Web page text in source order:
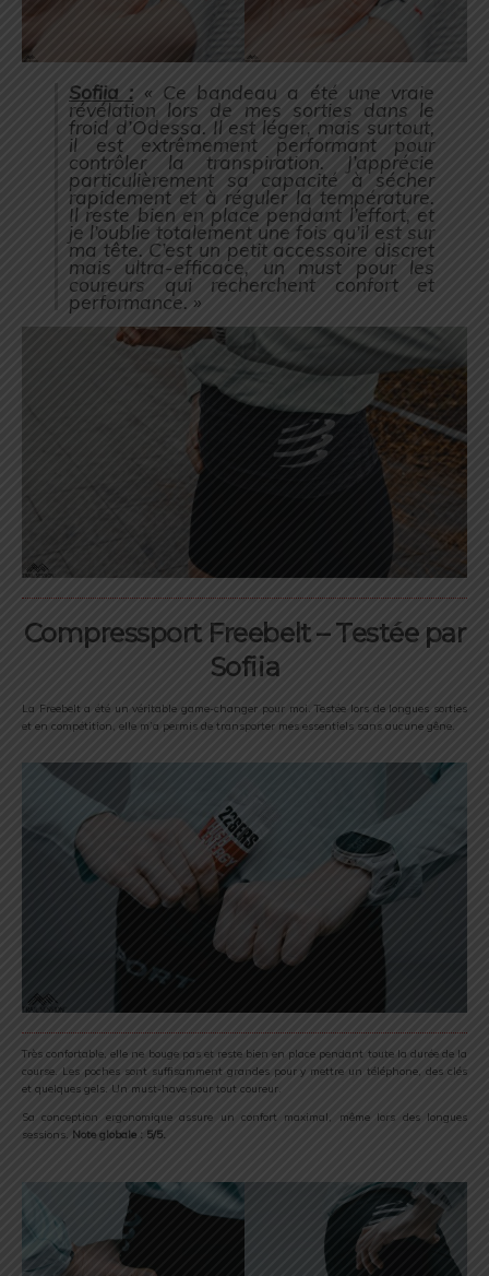
Sofiia : « Ce bandeau a été une vraie
révélation lors de mes sorties dans le
froid d’Odessa. Il est léger, mais surtout,
il est extrêmement performant pour
contrôler la transpiration. J’apprécie
particulièrement sa capacité à sécher
rapidement et à réguler la température.
Il reste bien en place pendant l’effort, et
je l’oublie totalement une fois qu’il est sur
ma tête. C’est un petit accessoire discret
mais ultra-efficace, un must pour les
coureurs qui recherchent confort et
performance. »
Compressport Freebelt – Testée par
Sofiia
La Freebelt a été un véritable game-changer pour moi. Testée lors de longues sorties
et en compétition, elle m’a permis de transporter mes essentiels sans aucune gêne.
Très confortable, elle ne bouge pas et reste bien en place pendant toute la durée de la
course. Les poches sont suffisamment grandes pour y mettre un téléphone, des clés
et quelques gels. Un must-have pour tout coureur.
Sa conception ergonomique assure un confort maximal, même lors des longues
sessions. Note globale : 5/5.